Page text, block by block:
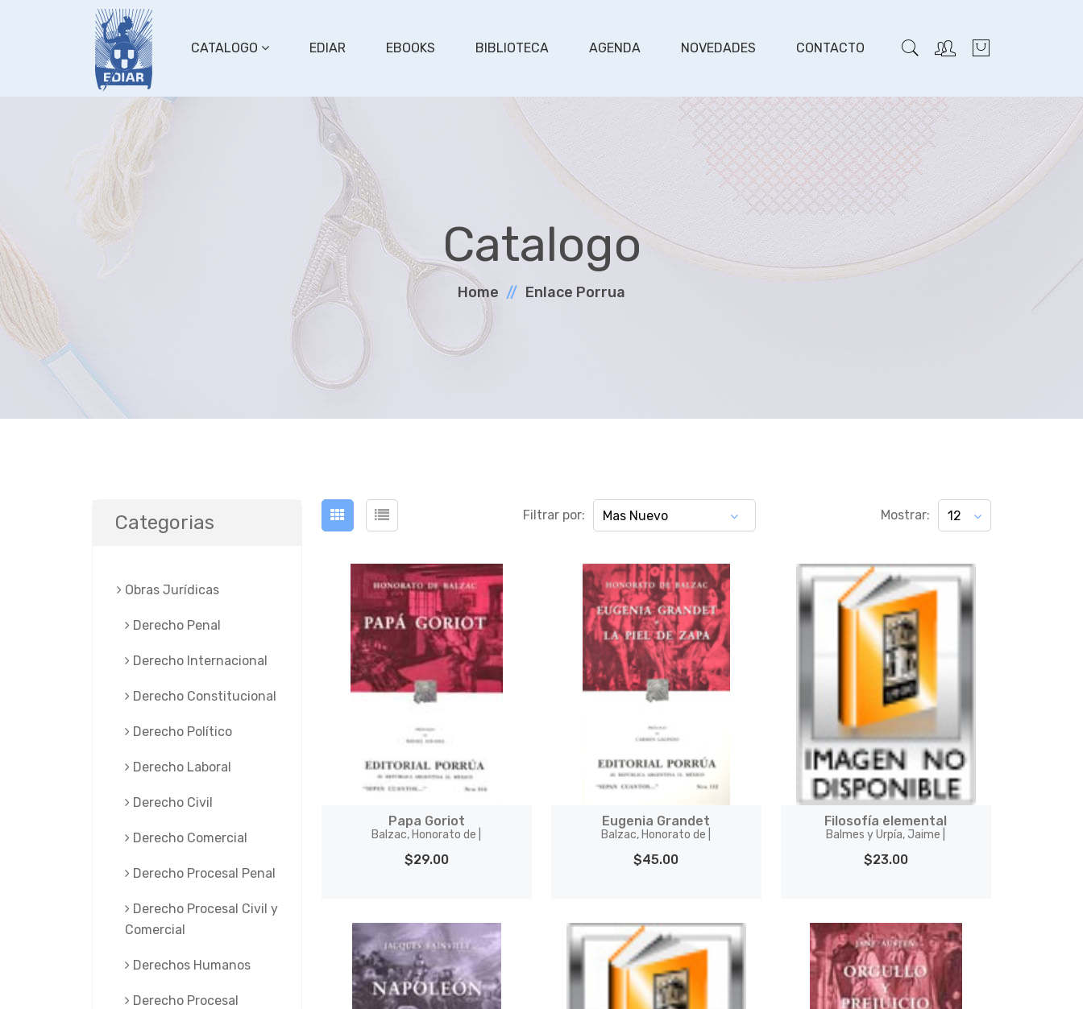
CATALOGO EDIAR EBOOKS BIBLIOTECA AGENDA NOVEDADES CONTACTO
Catalogo
Home Enlace Porrua
Filtrar por: Mas Nuevo Mostrar: 12
Papa Goriot
Balzac, Honorato de |
$29.00
Eugenia Grandet
Balzac, Honorato de |
$45.00
Filosofía elemental
Balmes y Urpía, Jaime |
$23.00
Categorias
Obras Jurí­dicas
Derecho Penal
Derecho Internacional
Derecho Constitucional
Derecho Político
Derecho Laboral
Derecho Civil
Derecho Comercial
Derecho Procesal Penal
Derecho Procesal Civil y
Comercial
Derechos Humanos
Derecho Procesal